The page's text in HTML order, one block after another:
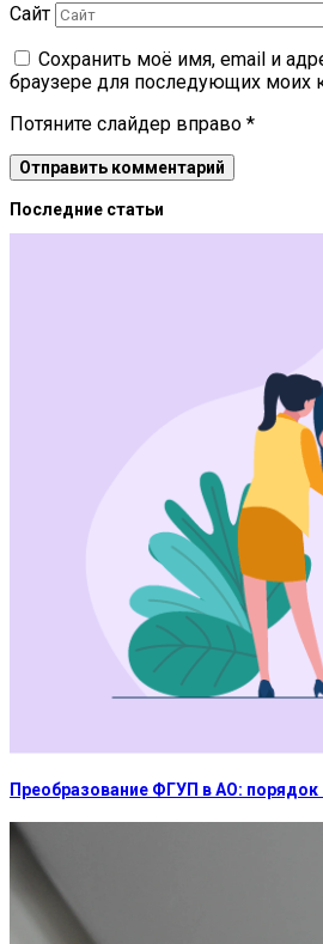
Сайт
Сохранить моё имя, email и
браузере для последующих моих
Потяните слайдер вправо *
Последние статьи
Преобразование ФГУП в АО: